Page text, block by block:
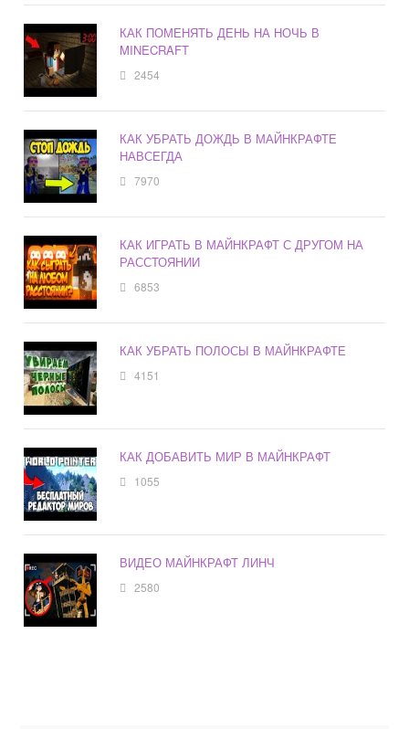
КАК ПОМЕНЯТЬ ДЕНЬ НА НОЧЬ В
MINECRAFT
2454
КАК УБРАТЬ ДОЖДЬ В МАЙНКРАФТЕ
НАВСЕГДА
7970
КАК ИГРАТЬ В МАЙНКРАФТ С ДРУГОМ НА
РАССТОЯНИИ
6853
КАК УБРАТЬ ПОЛОСЫ В МАЙНКРАФТЕ
4151
КАК ДОБАВИТЬ МИР В МАЙНКРАФТ
1055
ВИДЕО МАЙНКРАФТ ЛИНЧ
2580